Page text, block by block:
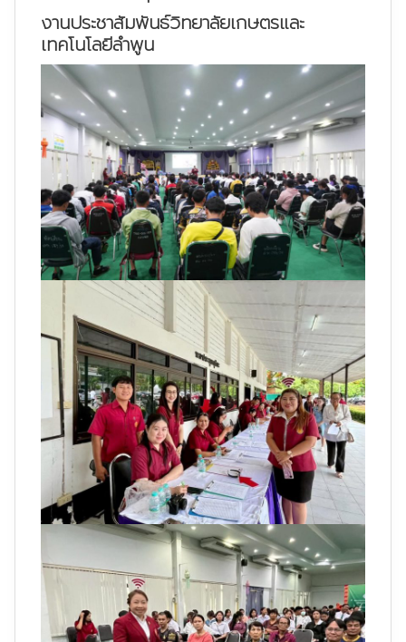
งานประชาสัมพันธ์วิทยาลัยเกษตรและ
เทคโนโลยีลำพูน